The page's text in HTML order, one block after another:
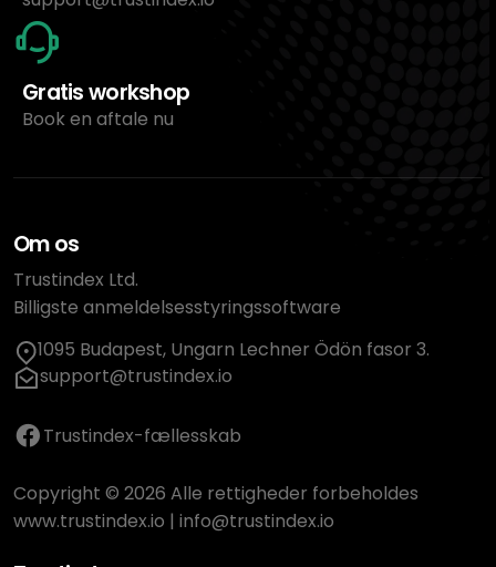
Gratis workshop
Book en aftale nu
Om os
Trustindex Ltd.
Billigste anmeldelsesstyringssoftware
1095 Budapest, Ungarn Lechner Ödön fasor 3.
support@trustindex.io
Trustindex-fællesskab
Copyright © 2026 Alle rettigheder forbeholdes
www.trustindex.io | info@trustindex.io